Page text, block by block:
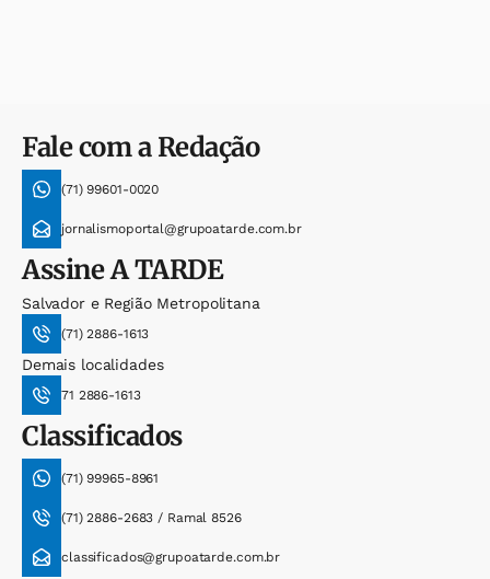
Fale com a Redação
(71) 99601-0020
jornalismoportal@grupoatarde.com.br
AssineA TARDE
Salvador e Região Metropolitana
(71) 2886-1613
Demais localidades
71 2886-1613
Classificados
(71) 99965-8961
(71) 2886-2683 / Ramal 8526
classificados@grupoatarde.com.br